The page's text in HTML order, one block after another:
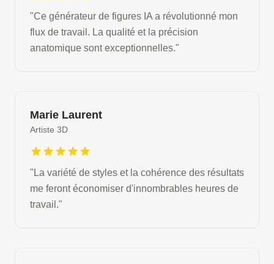
"Ce générateur de figures IA a révolutionné mon
flux de travail. La qualité et la précision
anatomique sont exceptionnelles."
Marie Laurent
Artiste 3D
" La variété de styles et la cohérence des résultats
me feront économiser d'innombrables heures de
travail."